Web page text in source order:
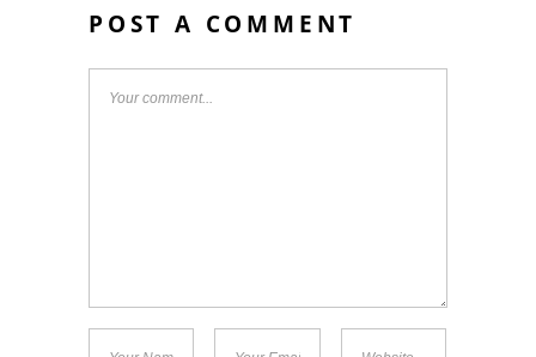
POST A COMMENT